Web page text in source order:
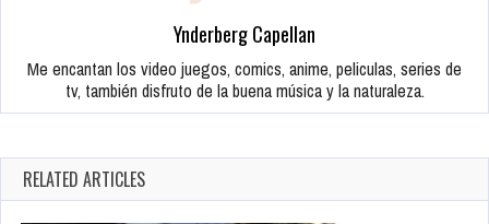
Ynderberg Capellan
Me encantan los video juegos, comics, anime, peliculas, series de
tv, también disfruto de la buena música y la naturaleza.
RELATED ARTICLES